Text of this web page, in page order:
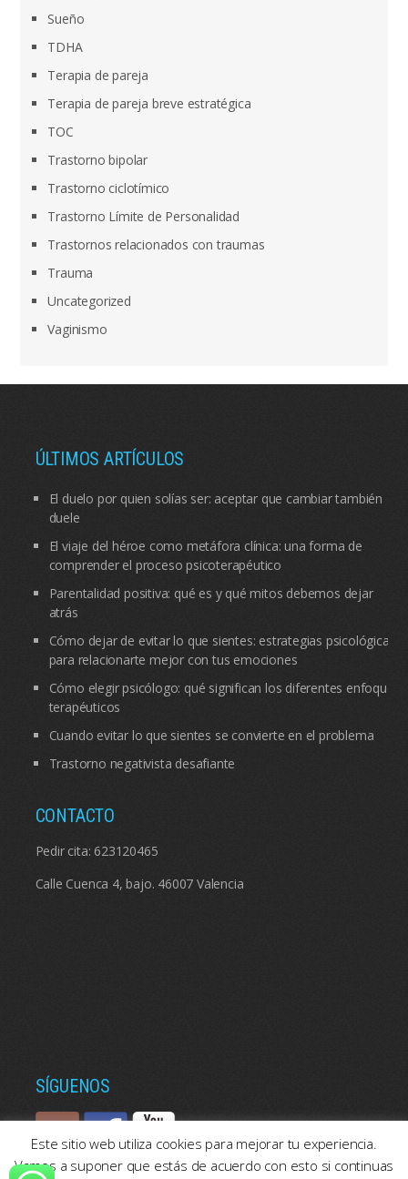
Sueño
TDHA
Terapia de pareja
Terapia de pareja breve estratégica
TOC
Trastorno bipolar
Trastorno ciclotímico
Trastorno Límite de Personalidad
Trastornos relacionados con traumas
Trauma
Uncategorized
Vaginismo
ÚLTIMOS ARTÍCULOS
El duelo por quien solías ser: aceptar que cambiar también
duele
El viaje del héroe como metáfora clínica: una forma de
comprender el proceso psicoterapéutico
Parentalidad positiva: qué es y qué mitos debemos dejar
atrás
Cómo dejar de evitar lo que sientes: estrategias psicológicas
para relacionarte mejor con tus emociones
Cómo elegir psicólogo: qué significan los diferentes enfoques
terapéuticos
Cuando evitar lo que sientes se convierte en el problema
Trastorno negativista desafiante
CONTACTO
Pedir cita: 623120465
Calle Cuenca 4, bajo. 46007 Valencia
SÍGUENOS
Este sitio web utiliza cookies para mejorar tu experiencia.
Vamos a suponer que estás de acuerdo con esto si continuas